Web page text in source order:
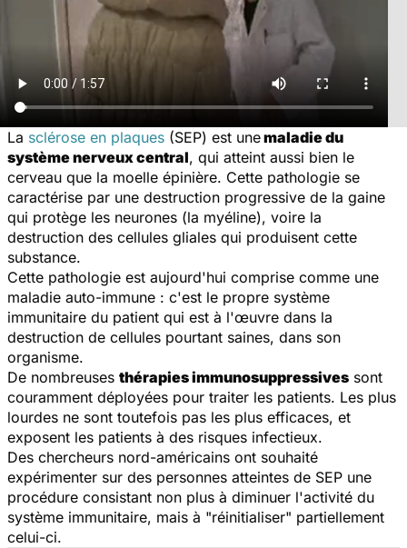
La sclérose en plaques (SEP) est unemaladie du
système nerveux central, qui atteint aussi bien le
cerveau que la moelle épinière. Cette pathologie se
caractérise par une destruction progressive de la gaine
qui protège les neurones (la myéline), voire la
destruction des cellules gliales qui produisent cette
substance.
Cette pathologie est aujourd'hui comprise comme une
maladie auto-immune : c'est le propre système
immunitaire du patient qui est à l'œuvre dans la
destruction de cellules pourtant saines, dans son
organisme.
De nombreuses thérapies immunosuppressives sont
couramment déployées pour traiter les patients. Les plus
lourdes ne sont toutefois pas les plus efficaces, et
exposent les patients à des risques infectieux.
Des chercheurs nord-américains ont souhaité
expérimenter sur des personnes atteintes de SEP une
procédure consistant non plus à diminuer l'activité du
système immunitaire, mais à "réinitialiser" partiellement
celui-ci.